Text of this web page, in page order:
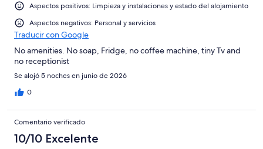
Aspectos positivos: Limpieza y instalaciones y estado del alojamiento
Aspectos negativos: Personal y servicios
Traducir con Google
No amenities. No soap, Fridge, no coffee machine, tiny Tv and
no receptionist
Se alojó 5 noches en junio de 2026
0
Comentario verificado
10/10 Excelente